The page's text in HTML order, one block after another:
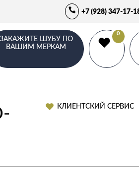
+7 (928) 347-17-
ШУБУ ПО
ВАШИМ МЕРКАМ
0
КЛИЕНТСКИЙ СЕРВИС